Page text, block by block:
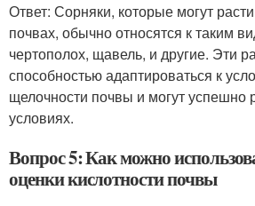
Ответ: Сорняки, которые могут
почвах, обычно относятся к таким
чертополох, щавель, и другие. Эти
способностью адаптироваться к
щелочности почвы и могут успешно
условиях.
Вопрос 5: Как можно
оценки кислотности почвы